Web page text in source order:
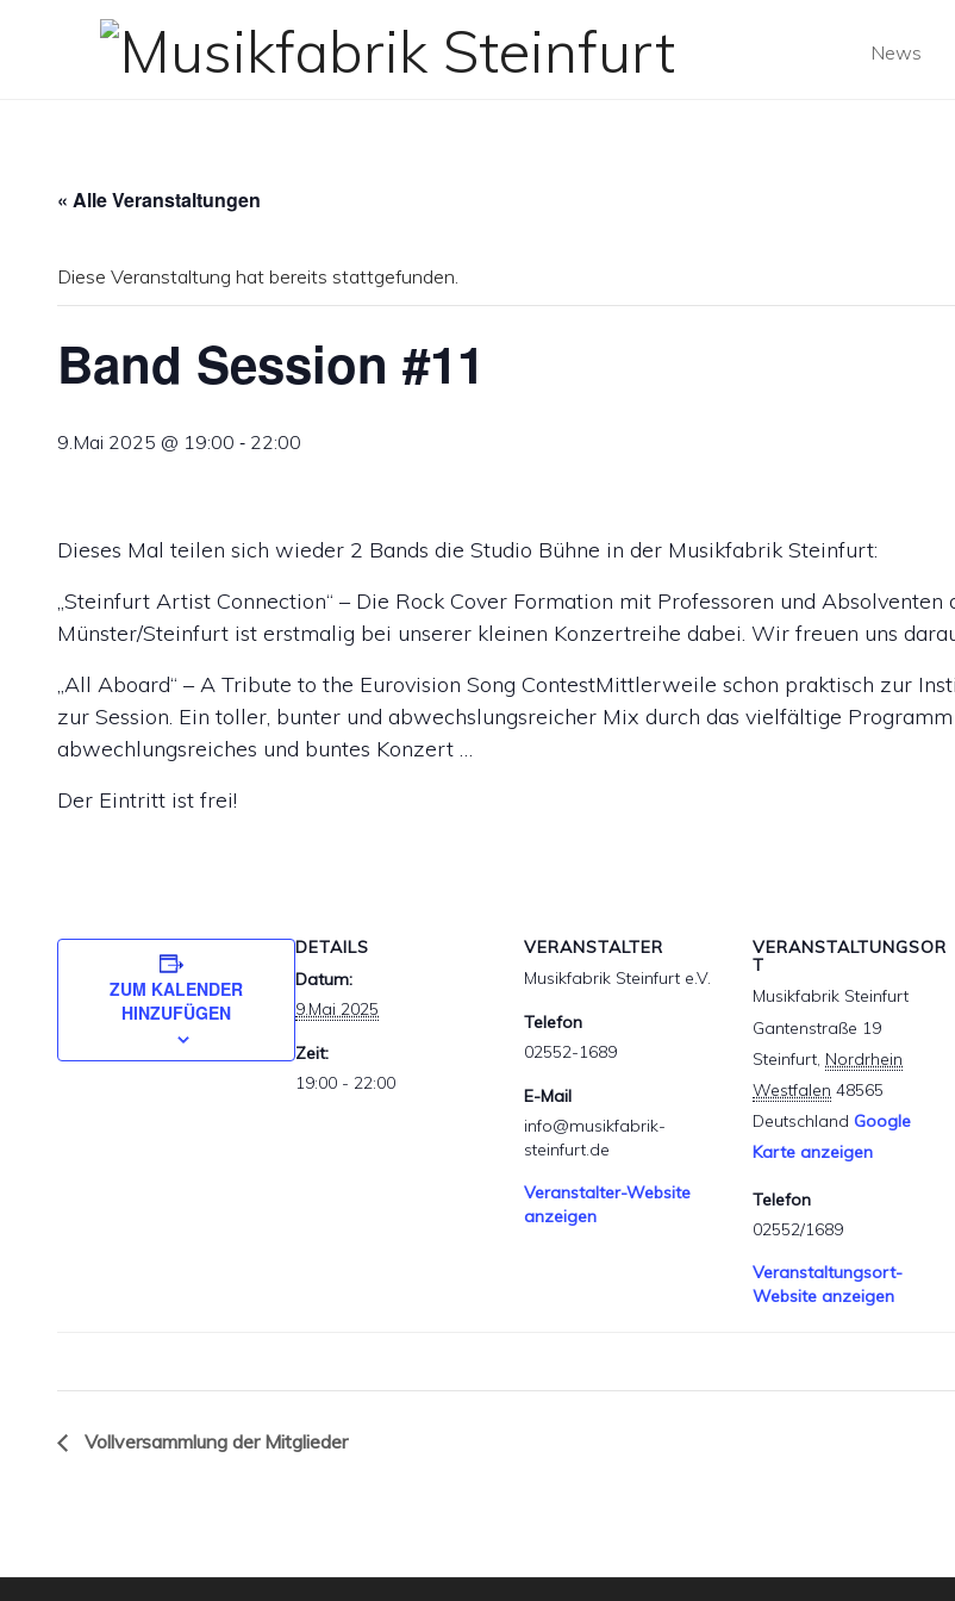
News
« Alle Veranstaltungen
Diese Veranstaltung hat bereits stattgefunden.
Band Session #11
9.Mai 2025 @ 19:00 - 22:00
Dieses Mal teilen sich wieder 2 Bands die Studio Bühne in der Musikfabrik Steinfurt:
„Steinfurt Artist Connection“ – Die Rock Cover Formation mit Professoren und
Münster/Steinfurt ist erstmalig bei unserer kleinen Konzertreihe dabei. Wir freuen uns
„All Aboard“ – A Tribute to the Eurovision Song ContestMittlerweile schon praktisch zur
zur Session. Ein toller, bunter und abwechslungsreicher Mix durch das vielfältige
abwechlungsreiches und buntes Konzert …
Der Eintritt ist frei!
ZUM KALENDER
HINZUFÜGEN
DETAILS
Datum:
9.Mai 2025
Zeit:
19:00 - 22:00
VERANSTALTER
Musikfabrik Steinfurt e.V.
Telefon
02552-1689
E-Mail
info@musikfabrik-
steinfurt.de
Veranstalter-Website
anzeigen
VERANSTALTUNGSOR
T
Musikfabrik Steinfurt
Gantenstraße 19
Steinfurt, Nordrhein
Westfalen 48565
Deutschland Google
Karte anzeigen
Telefon
02552/1689
Veranstaltungsort-
Website anzeigen
Vollversammlung der Mitglieder